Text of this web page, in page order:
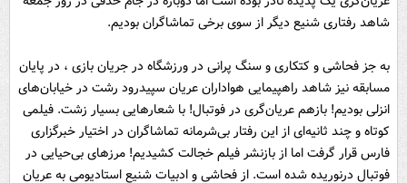
شاهد رفتاری شنیع دیگر از سوی برخی تماشاگران بودیم.
به جز فحاشی و کتکاری و سنگ پرانی در ورزشگاه در جریان بازی ، در پایان
مسابقه نیز شاهد راهپیمایی هواداران عریان سپیدرود رشت در خیابان‌های
انزلی بودیم! بازهم عریان‌گری در فوتبال! با شعارهایی بسیار زشت. فیلمی
کوتاه و چند ثانیه‌ای از این رفتار بی‌شرمانه تماشاگران در اختیار خبرگزاری
فارس قرار گرفت اما از بازنشر فیلم خجالت کشیدیم! مرزهای بی‌حیایی در
فوتبال درنوریده شده است. از فحاشی و ادبیات شنیع استادیومی به عریان